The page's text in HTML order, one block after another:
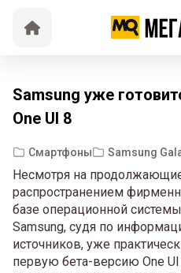
Samsung уже
One UI 8
Смартфоны Samsung
Несмотря на
распространением
базе операционной
Samsung, судя по
источников, уже
первую бета-версию One